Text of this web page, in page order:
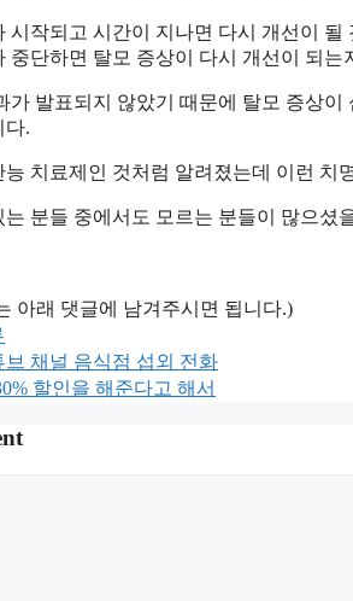
시작되고 시간이 지나면 다시 개선이
중단하면 탈모 증상이 다시 개선이 되
가 발표되지 않았기 때문에 탈모 증상
다.
치료제인 것처럼 알려졌는데 이런
분들 중에서도 모르는 분들이 많으셨
아래 댓글에 남겨주시면 됩니다.)
브 채널 음식점 섭외 전화
할인을 해준다고 해서